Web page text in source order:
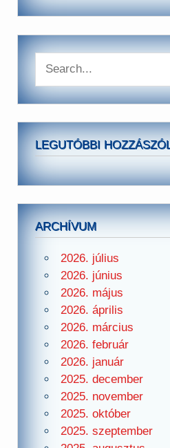
LEGUTÓBBI
ARCHÍVUM
2026. július
2026. június
2026. május
2026. április
2026. március
2026. február
2026. január
2025. december
2025. november
2025. október
2025. szeptember